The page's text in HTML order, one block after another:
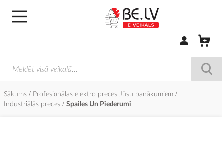
Pierakstīties/
Sākums
Profesionālas elektro preces Jūsu panākumiem
Industriālās preces
Spailes Un Piederumi